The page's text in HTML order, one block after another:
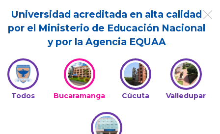
Universidad acreditada en alta calidad
por el Ministerio de Educación Nacional
y por la Agencia EQUAA
Todos Bucaramanga Cúcuta Valledupar